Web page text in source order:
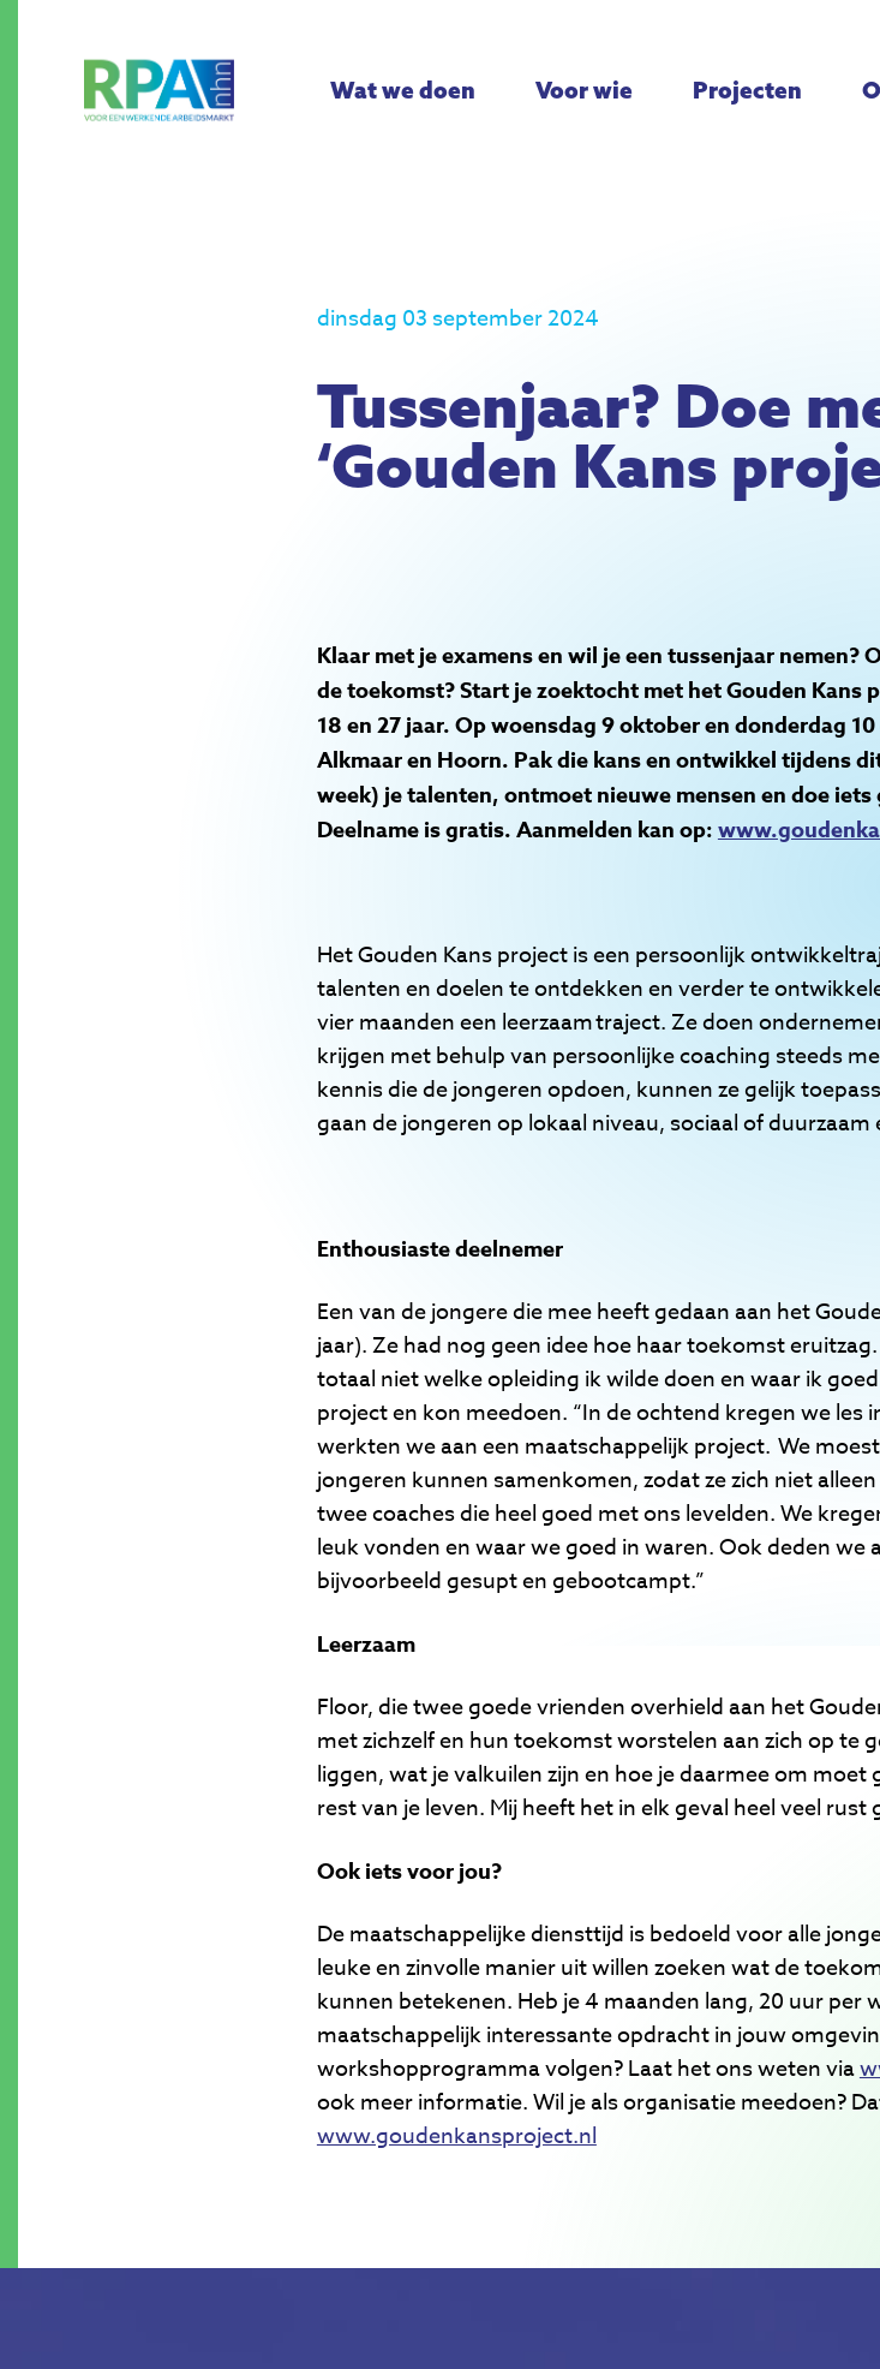
Wat we doen Voor wie Projecten
dinsdag 03 september 2024
Tussenjaar? Doe
‘Gouden Kans
Klaar met je examens en wil je een tussenjaar nemen?
de toekomst? Start je zoektocht met het Gouden Kans
18 en 27 jaar. Op woensdag 9 oktober en donderdag
Alkmaar en Hoorn. Pak die kans en ontwikkel tijdens
week) je talenten, ontmoet nieuwe mensen en doe
Deelname is gratis. Aanmelden kan op:
Het Gouden Kans project is een persoonlijk
talenten en doelen te ontdekken en verder te
vier maanden een leerzaam traject. Ze doen
krijgen met behulp van persoonlijke coaching steeds
kennis die de jongeren opdoen, kunnen ze gelijk
gaan de jongeren op lokaal niveau, sociaal of duurzaam
Enthousiaste deelnemer
Een van de jongere die mee heeft gedaan aan het
jaar). Ze had nog geen idee hoe haar toekomst
totaal niet welke opleiding ik wilde doen en waar ik
project en kon meedoen. “In de ochtend kregen we les
werkten we aan een maatschappelijk project. We
jongeren kunnen samenkomen, zodat ze zich niet
twee coaches die heel goed met ons levelden. We
leuk vonden en waar we goed in waren. Ook deden we
bijvoorbeeld gesupt en gebootcampt.”
Leerzaam
Floor, die twee goede vrienden overhield aan het
met zichzelf en hun toekomst worstelen aan zich op te
liggen, wat je valkuilen zijn en hoe je daarmee om
rest van je leven. Mij heeft het in elk geval heel veel rust
Ook iets voor jou?
De maatschappelijke diensttijd is bedoeld voor alle
leuke en zinvolle manier uit willen zoeken wat de
kunnen betekenen. Heb je 4 maanden lang, 20 uur per
maatschappelijk interessante opdracht in jouw
workshopprogramma volgen? Laat het ons weten via
ook meer informatie. Wil je als organisatie meedoen?
www.goudenkansproject.nl